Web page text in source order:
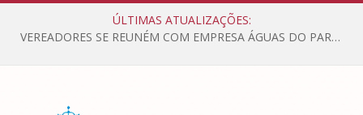
ÚLTIMAS ATUALIZAÇÕES:
VEREADORES SE REUNÉM COM EMPRESA ÁGUAS DO PARÁ, PARA APRESENTAR REIVINDICAÇÕES E MELHORIAS NA QUALIDADE DOS SERVIÇOS OFERECIDOS Á POPULAÇÃO.